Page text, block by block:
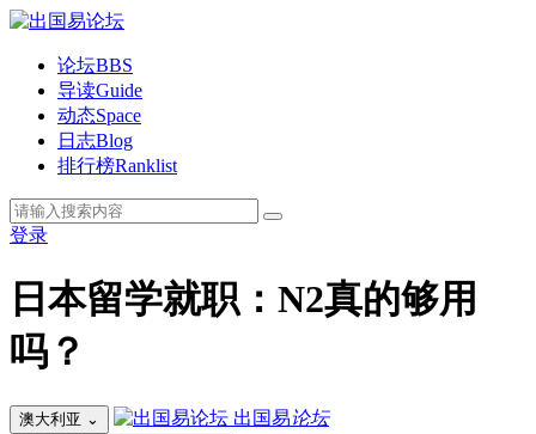
论坛BBS
导读Guide
动态Space
日志Blog
排行榜Ranklist
登录
日本留学就职：N2真的够用
吗？
澳大利亚 ⌄ 出国易论坛